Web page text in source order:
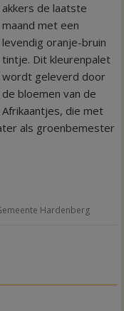
akkers de laatste
maand met een
levendig oranje-bruin
tintje. Dit kleurenpalet
wordt geleverd door
de bloemen van de
Afrikaantjes, die met
als groenbemester
Hardenberg